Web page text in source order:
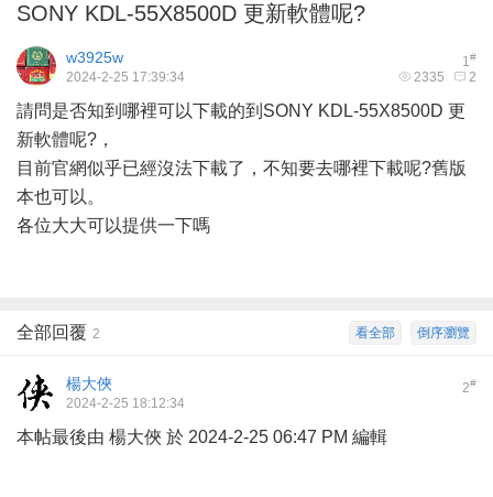
SONY KDL-55X8500D 更新軟體呢?
1#
w3925w
2335 2
2024-2-25 17:39:34
請問是否知到哪裡可以下載的到SONY KDL-55X8500D 更
新軟體呢?，
目前官網似乎已經沒法下載了，不知要去哪裡下載呢?舊版
本也可以。
各位大大可以提供一下嗎
倒序瀏覽
看全部
全部回覆 2
2#
楊大俠
2024-2-25 18:12:34
本帖最後由 楊大俠 於 2024-2-25 06:47 PM 編輯